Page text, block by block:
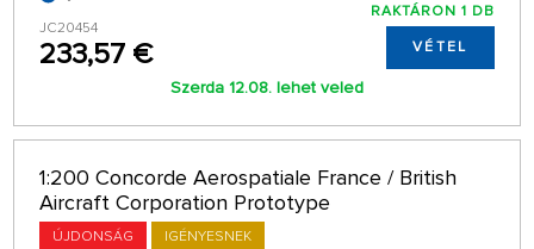
JC20454
233,57 €
RAKTÁRON 1 DB
VÉTEL
Szerda 12.08. lehet veled
1:200 Concorde Aerospatiale France / British
Aircraft Corporation Prototype
ÚJDONSÁG IGÉNYESNEK